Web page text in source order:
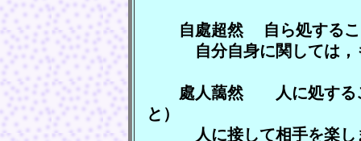
自處超然 自ら処するこ
自分自身に関しては，も
處人藹然 人に処するこ
と）
人に接して相手を楽しま